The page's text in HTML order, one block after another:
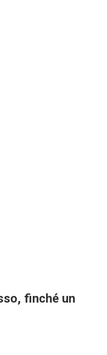
finché un